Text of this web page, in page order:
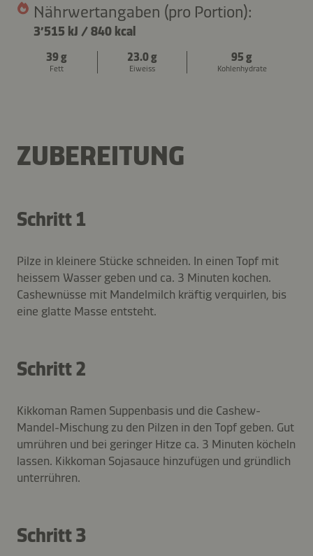
Nährwertangaben (pro Portion):
3’515 kJ /840 kcal
39 g
Fett
23.0 g
Eiweiss
95 g
Kohlenhydrate
ZUBEREITUNG
Schritt 1
Pilze in kleinere Stücke schneiden. In einen Topf mit
heissem Wasser geben und ca. 3 Minuten kochen.
Cashewnüsse mit Mandelmilch kräftig verquirlen, bis
eine glatte Masse entsteht.
Schritt 2
Kikkoman Ramen Suppenbasis und die Cashew-
Mandel-Mischung zu den Pilzen in den Topf geben. Gut
umrühren und bei geringer Hitze ca. 3 Minuten köcheln
lassen. Kikkoman Sojasauce hinzufügen und gründlich
unterrühren.
Schritt 3